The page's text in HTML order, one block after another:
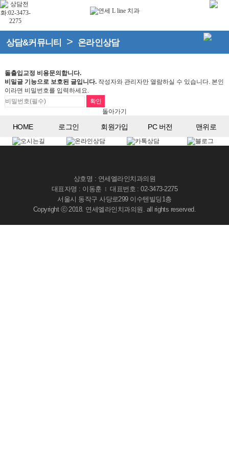
상담&커뮤니티 > 온라인상담
돌출입교정 비용문의합니다.
비밀글 기능으로 보호된 글입니다.작성자와 관리자만 열람하실 수 있습니다. 본인
이라면 비밀번호를 입력하세요.
돌아가기
HOME 로그인 회원가입 PC 버전 맨위로
상호명 : 연세엘라인치과의원
대표자명 : 이동훈
I 대표번호 : 02-3473-2275
서울시 동작구 사당로299 이수텐빌딩1층
Copyright ⓒ 2018. 연세엘라인치과의원. all rights reserved.